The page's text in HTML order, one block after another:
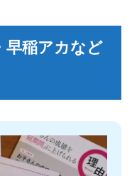
早稲アカなど